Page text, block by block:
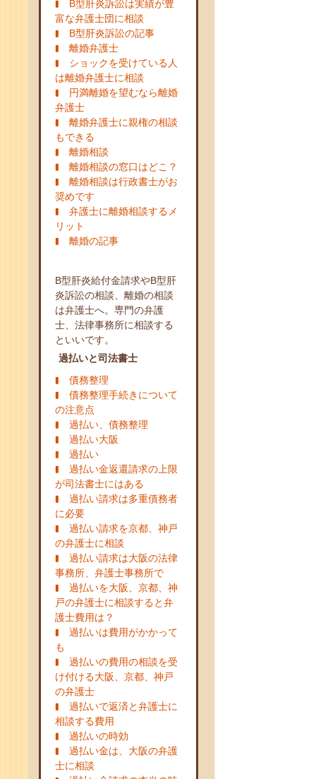
B型肝炎訴訟は実績が豊
富な弁護士団に相談
B型肝炎訴訟の記事
離婚弁護士
ショックを受けている人
は離婚弁護士に相談
円満離婚を望むなら離婚
弁護士
離婚弁護士に親権の相談
もできる
離婚相談
離婚相談の窓口はどこ？
離婚相談は行政書士がお
奨めです
弁護士に離婚相談するメ
リット
離婚の記事
B型肝炎給付金請求やB型肝
炎訴訟の相談、離婚の相談
は弁護士へ。専門の弁護
士、法律事務所に相談する
といいです。
過払いと司法書士
債務整理
債務整理手続きについて
の注意点
過払い、債務整理
過払い大阪
過払い
過払い金返還請求の上限
が司法書士にはある
過払い請求は多重債務者
に必要
過払い請求を京都、神戸
の弁護士に相談
過払い請求は大阪の法律
事務所、弁護士事務所で
過払いを大阪、京都、神
戸の弁護士に相談すると弁
護士費用は？
過払いは費用がかかって
も
過払いの費用の相談を受
け付ける大阪、京都、神戸
の弁護士
過払いで返済と弁護士に
相談する費用
過払いの時効
過払い金は、大阪の弁護
士に相談